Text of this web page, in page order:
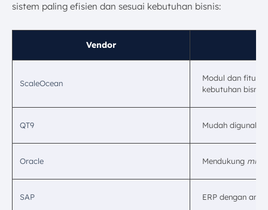
sistem paling efisien dan sesuai kebutuhan bisnis:
Vendor
ScaleOcean
Modul dan fitur
kebutuhan bisnis.
QT9 Mudah
Oracle Mendukung
SAP ERP dengan